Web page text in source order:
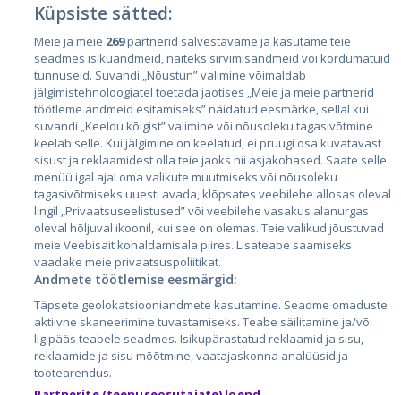
Страны
Эстония
Латвия
Литва
City24.lv
City24.ee
GetaPro.lv
GetaPro.ee
Skelbiu.lt
CVbankas.lt
Kainos.lt
Paslaugos.lt
auto24.ee
Küpsiste sätted:
Meie ja meie 269partnerid salvestavame ja kasutame teie
seadmes isikuandmeid, näiteks sirvimisandmeid või kordumatuid
tunnuseid. Suvandi „Nõustun” valimine võimaldab
jälgimistehnoloogiatel toetada jaotises „Meie ja meie partnerid
töötleme andmeid esitamiseks” näidatud eesmärke, sellal kui
suvandi „Keeldu kõigist” valimine või nõusoleku tagasivõtmine
keelab selle. Kui jälgimine on keelatud, ei pruugi osa kuvatavast
sisust ja reklaamidest olla teie jaoks nii asjakohased. Saate selle
menüü igal ajal oma valikute muutmiseks või nõusoleku
tagasivõtmiseks uuesti avada, klõpsates veebilehe allosas oleval
lingil „Privaatsuseelistused” või veebilehe vasakus alanurgas
oleval hõljuval ikoonil, kui see on olemas. Teie valikud jõustuvad
meie Veebisait kohaldamisala piires. Lisateabe saamiseks
vaadake meie privaatsuspoliitikat.
Andmete töötlemise eesmärgid:
Täpsete geolokatsiooniandmete kasutamine. Seadme omaduste
aktiivne skaneerimine tuvastamiseks. Teabe säilitamine ja/või
ligipääs teabele seadmes. Isikupärastatud reklaamid ja sisu,
reklaamide ja sisu mõõtmine, vaatajaskonna analüüsid ja
tootearendus.